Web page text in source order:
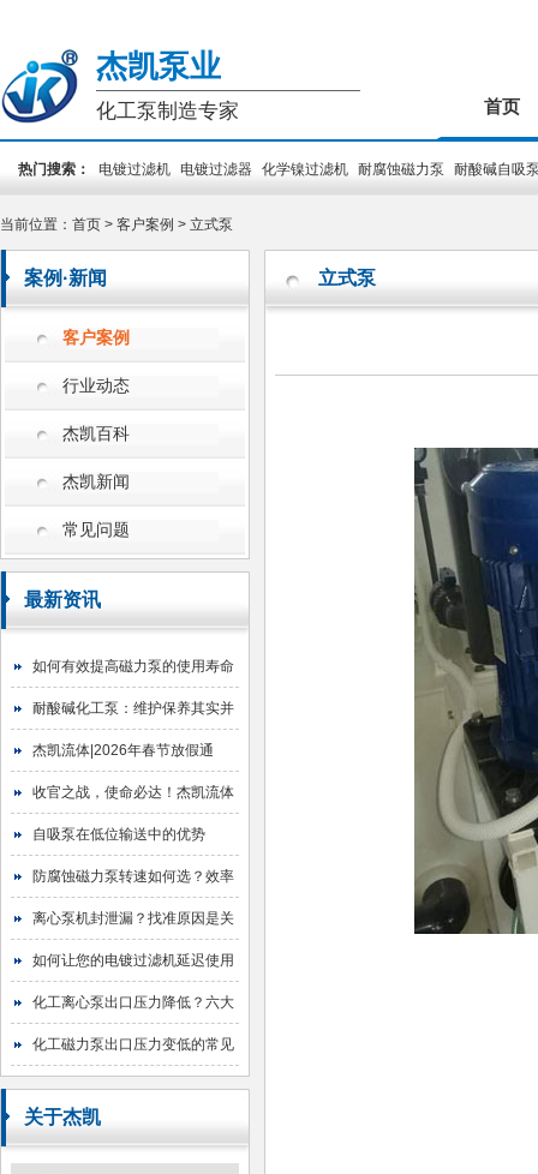
杰凯泵业
化工泵制造专家 首页
热门搜索： 电镀过滤机 电镀过滤器 化学镍过滤机 耐腐蚀磁力泵
耐酸碱自吸
当前位置： 首页 > 客户案例 > 立式泵
案例·新闻
客户案例
行业动态
杰凯百科
杰凯新闻
常见问题
最新资讯
如何有效提高磁力泵的使用寿命
耐酸碱化工泵：维护保养其实并
不难
杰凯流体|2026年春节放假通
知！
收官之战，使命必达！杰凯流体
2025年目标圆满达成
自吸泵在低位输送中的优势
防腐蚀磁力泵转速如何选？效率
与寿命的平衡艺术
离心泵机封泄漏？找准原因是关
键！
如何让您的电镀过滤机延迟使用
寿命
化工离心泵出口压力降低？六大
原因与排查指南
化工磁力泵出口压力变低的常见
原因与对策
关于杰凯
立式泵